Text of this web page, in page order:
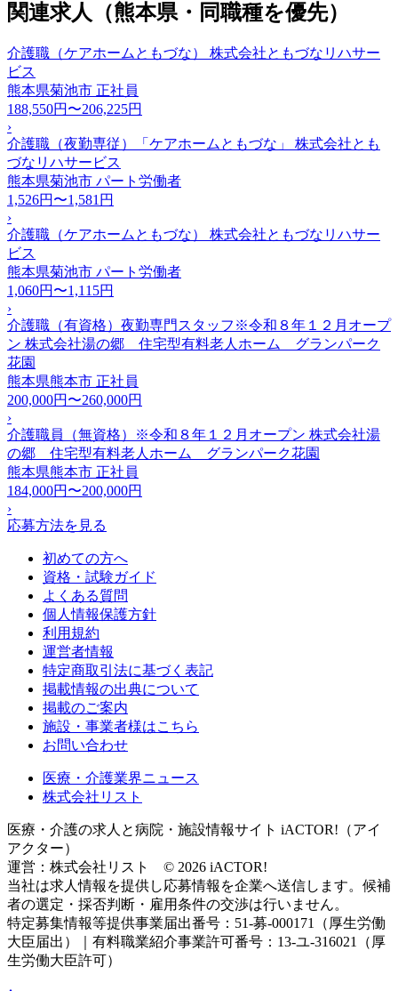
関連求人（熊本県・同職種を優先）
介護職（ケアホームともづな） 株式会社ともづなリハサー
ビス
熊本県菊池市 正社員
188,550円〜206,225円
›
介護職（夜勤専従）「ケアホームともづな」 株式会社とも
づなリハサービス
熊本県菊池市 パート労働者
1,526円〜1,581円
›
介護職（ケアホームともづな） 株式会社ともづなリハサー
ビス
熊本県菊池市 パート労働者
1,060円〜1,115円
›
介護職（有資格）夜勤専門スタッフ※令和８年１２月オープ
ン 株式会社湯の郷 住宅型有料老人ホーム グランパーク
花園
熊本県熊本市 正社員
200,000円〜260,000円
›
介護職員（無資格）※令和８年１２月オープン 株式会社湯
の郷 住宅型有料老人ホーム グランパーク花園
熊本県熊本市 正社員
184,000円〜200,000円
›
応募方法を見る
初めての方へ
資格・試験ガイド
よくある質問
個人情報保護方針
利用規約
運営者情報
特定商取引法に基づく表記
掲載情報の出典について
掲載のご案内
施設・事業者様はこちら
お問い合わせ
医療・介護業界ニュース
株式会社リスト
医療・介護の求人と病院・施設情報サイト iACTOR!（アイ
アクター）
運営：株式会社リスト © 2026 iACTOR!
当社は求人情報を提供し応募情報を企業へ送信します。候補
者の選定・採否判断・雇用条件の交渉は行いません。
特定募集情報等提供事業届出番号：51-募-000171（厚生労働
大臣届出）｜有料職業紹介事業許可番号：13-ユ-316021（厚
生労働大臣許可）